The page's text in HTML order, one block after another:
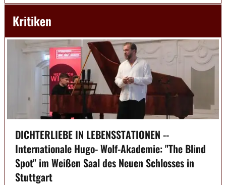
Kritiken
DICHTERLIEBE IN LEBENSSTATIONEN --
Internationale Hugo- Wolf-Akademie: "The Blind
Spot" im Weißen Saal des Neuen Schlosses in
Stuttgart